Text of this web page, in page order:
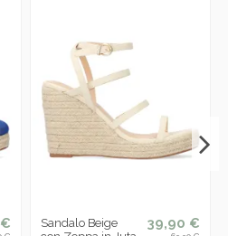
Sandalo Beige
39,90 €